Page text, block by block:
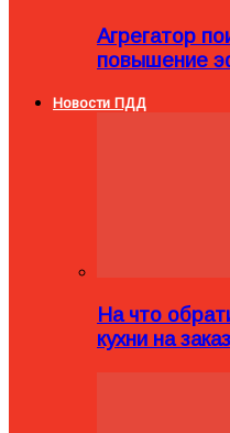
Агрегатор
повышение
Новости ПДД
На что
кухни на